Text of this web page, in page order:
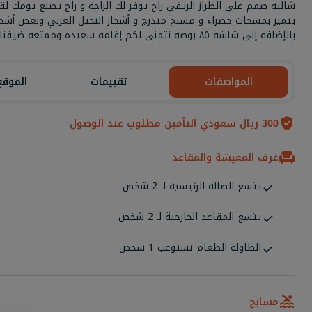
شاليه صمم على الطراز الريفي راح يوفر لك الراحه و راح يصنع
يتميز بمسحات خضراء و مسبح متدرج و أشجار النخيل العربي وبعض
بالإضافة إلى شاشة ٨٥ بوصة نتمنى لكم إقامة سعيده وممتعه ضيفنا الكريم
المواصفات تقييمات
300 ريال سعودي التأمين مطلوب عند الوصول
غرف المعيشة والمقاعد
يتسع الصالة الرئيسية لـ 2 شخص
يتسع المقاعد الخارجية لـ 2 شخص
الطاولة الطعام تستوعب 1 شخص
مسابح